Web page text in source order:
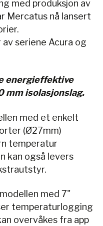
med produksjon av
Mercatus nå lansert
seriene Acura og
energieffektive
mm isolasjonslag.
med et enkelt
(Ø27mm)
temperatur
kan også levers
med 7"
temperaturlogging
overvåkes fra app